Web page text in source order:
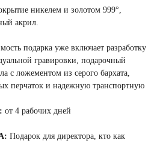
никелем и золотом 999°,
акрил.
подарка уже включает разработку
гравировки, подарочный
с ложементом из серого бархата,
перчаток и надежную транспортную
от 4 рабочих дней
Подарок для директора, кто как